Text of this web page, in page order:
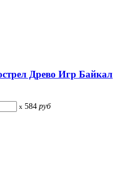
Древо Игр Байкал
x 584 руб